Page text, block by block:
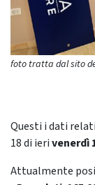
foto tratta dal sito
Questi i dati
18 di ierivenerdì
Attualmente